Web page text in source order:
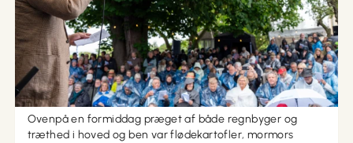
13. juni 2026 kl. 20:06
Tredje dag på Folkemødet: Europæiske
flødekartofler, store samtaler og tid til refleksion
i haven
Ovenpå en formiddag præget af både regnbyger og
træthed i hoved og ben var flødekartofler, mormors